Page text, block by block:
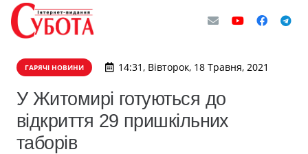
ГАРЯЧІ НОВИНИ 14:31, Вівторок, 18 Травня, 2021
​У Житомирі готуються до
відкриття 29 пришкільних
таборів